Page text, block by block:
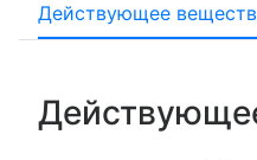
Действующее